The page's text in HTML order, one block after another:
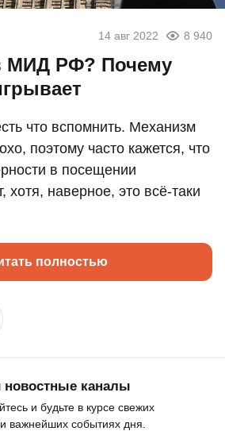
14 авг 2022 8 940
МИД РФ? Почему
что вспомнить. Механизм
поэтому часто кажется, что
в посещении
хотя, наверное, это всё-таки
полностью
каналы
и будьте в курсе свежих
важнейших событиях дня.